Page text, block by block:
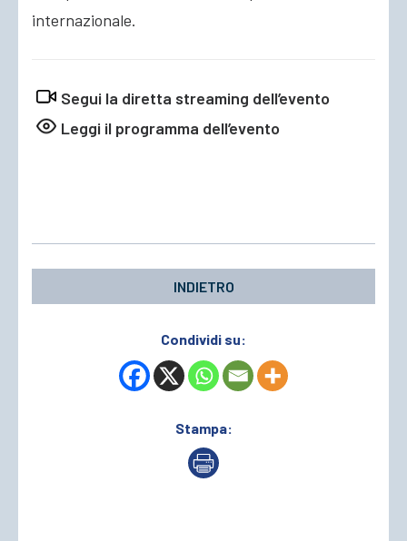
internazionale.
Segui la diretta streaming dell’evento
Leggi il programma dell’evento
INDIETRO
Condividi su:
Stampa: